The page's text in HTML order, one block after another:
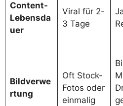
Content-
Lebensda
uer
Viral für 2-
3 Tage
Bildverwe
rtung
Oft Stock-
Fotos oder
einmalig